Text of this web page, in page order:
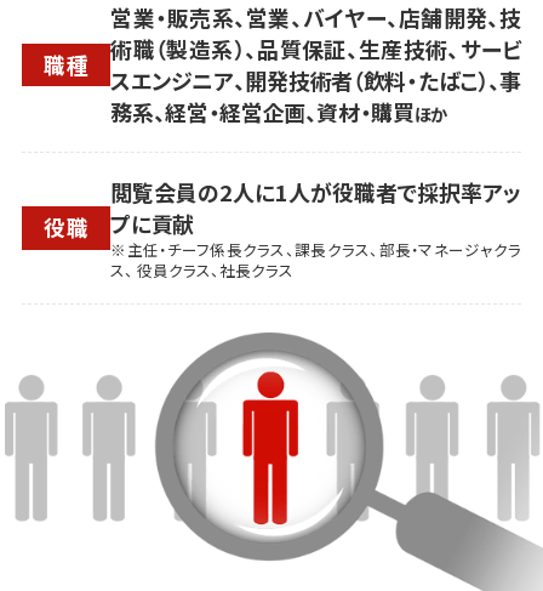
職種
営業・販売系、営業、バイヤー、店舗開発、技
術職（製造系）、品質保証、生産技術、サービ
スエンジニア、開発技術者（飲料・たばこ）、事
務系、経営・経営企画、資材・購買ほか
役職
閲覧会員の2人に1人が役職者で採択率アッ
プに貢献
※主任・チーフ係長クラス、課長クラス、部長・マネージャクラ
ス、 役員クラス、社長クラス